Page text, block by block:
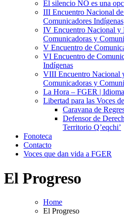
El silencio NO es una
III Encuentro Nacional
Comunicadores Indígenas
IV Encuentro Nacional y
Comunicadoras y
V Encuentro de
VI Encuentro de
Indígenas
VIII Encuentro Nacional
Comunicadoras y
La Hora – FGER |
Libertad para las Voces
Caravana de
Defensor de
Territorio Q’eqchi’
Fonoteca
Contacto
Voces que dan vida a FGER
El Progreso
Home
El Progreso